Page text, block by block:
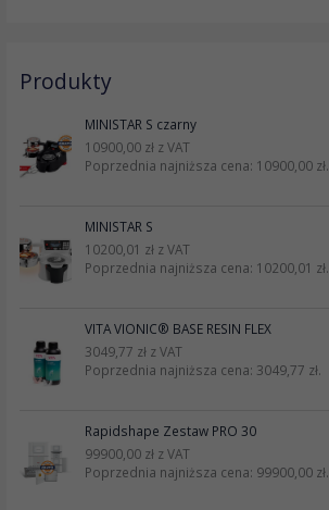
Produkty
MINISTAR S czarny
10900,00 złz VAT
Poprzednia najniższa cena: 10900,00 zł.
MINISTAR S
10200,01 złz VAT
Poprzednia najniższa cena: 10200,01 zł.
VITA VIONIC® BASE RESIN FLEX
3049,77 złz VAT
Poprzednia najniższa cena: 3049,77 zł.
Rapidshape Zestaw PRO 30
99900,00 złz VAT
Poprzednia najniższa cena: 99900,00 zł.